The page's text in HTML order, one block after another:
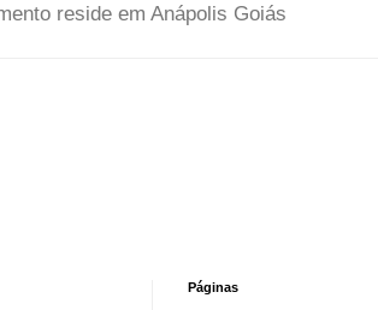
reside em Anápolis Goiás
Páginas